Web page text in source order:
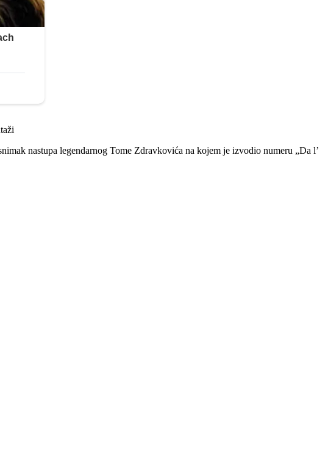
nastupa legendarnog Tome Zdravkovića na kojem je izvodio numeru „Da l’